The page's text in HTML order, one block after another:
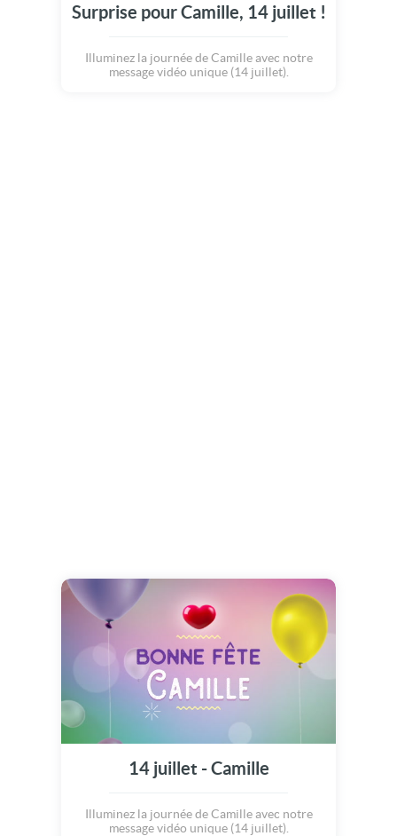
Surprise pour Camille, 14 juillet !
Illuminez la journée de Camille avec notre
message vidéo unique (14 juillet).
14 juillet - Camille
Illuminez la journée de Camille avec notre
message vidéo unique (14 juillet).